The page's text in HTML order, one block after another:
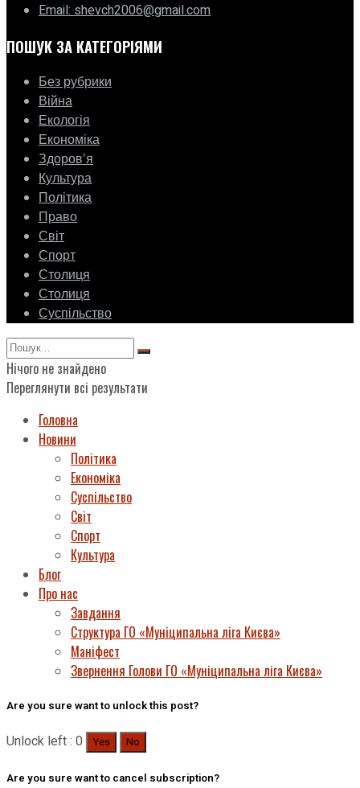
Email: shevch2006@gmail.com
ПОШУК ЗА КАТЕГОРІЯМИ
Без рубрики
Війна
Екологія
Економіка
Здоровʼя
Культура
Політика
Право
Світ
Спорт
Столиця
Столиця
Суспільство
Нічого не знайдено
Переглянути всі результати
Головна
Новини
Політика
Економіка
Суспільство
Світ
Спорт
Культура
Блог
Про нас
Завдання
Структура ГО «Муніципальна ліга Києва»
Маніфест
Звернення Голови ГО «Муніципальна ліга Києва»
Are you sure want to unlock this post?
Unlock left : 0 Yes No
Are you sure want to cancel subscription?